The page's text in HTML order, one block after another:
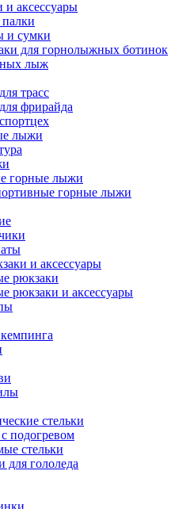
аксессуары
и сумки
для горнолыжных ботинок
лыж
трасс
фрирайда
лыжи
горные лыжи
горные лыжи
и аксессуары
рюкзаки
рюкзаки и аксессуары
стельки
подогревом
стельки
гололеда